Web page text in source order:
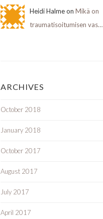
Heidi Halme on Mikä on
traumatisoitumisen vas…
ARCHIVES
October 2018
January 2018
October 2017
August 2017
July 2017
April 2017